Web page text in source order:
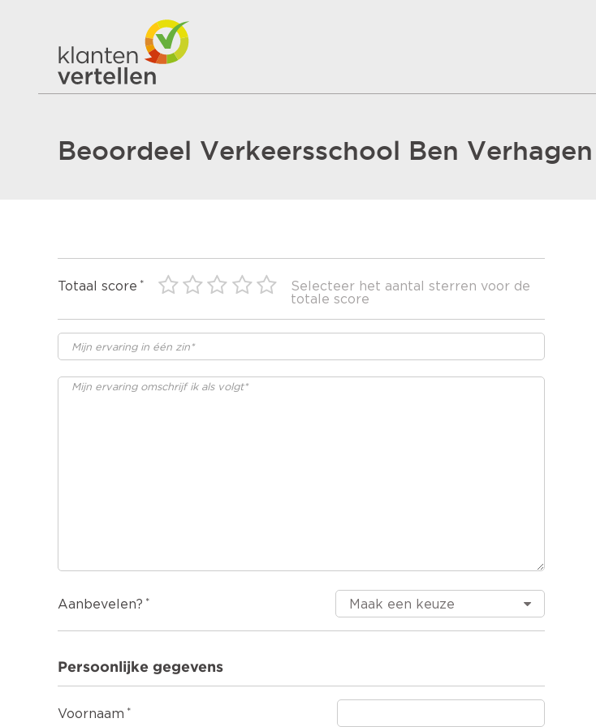
Beoordeel Verkeersschool Ben Verhagen
Totaal score
Selecteer het aantal sterren voor de
totale score
Aanbevelen?
Persoonlijke gegevens
Voornaam